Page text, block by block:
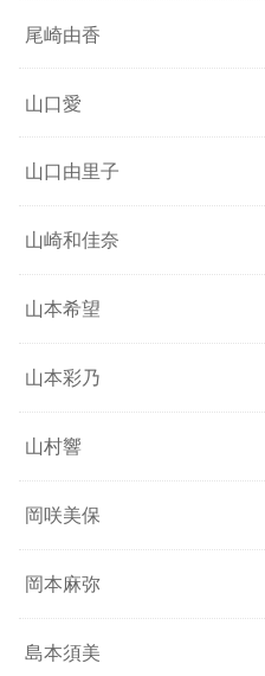
尾崎由香
山口愛
山口由里子
山崎和佳奈
山本希望
山本彩乃
山村響
岡咲美保
岡本麻弥
島本須美